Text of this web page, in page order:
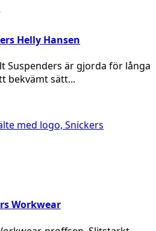
Helly Hansen
Suspenders är gjorda för långa
bekvämt sätt...
Workwear